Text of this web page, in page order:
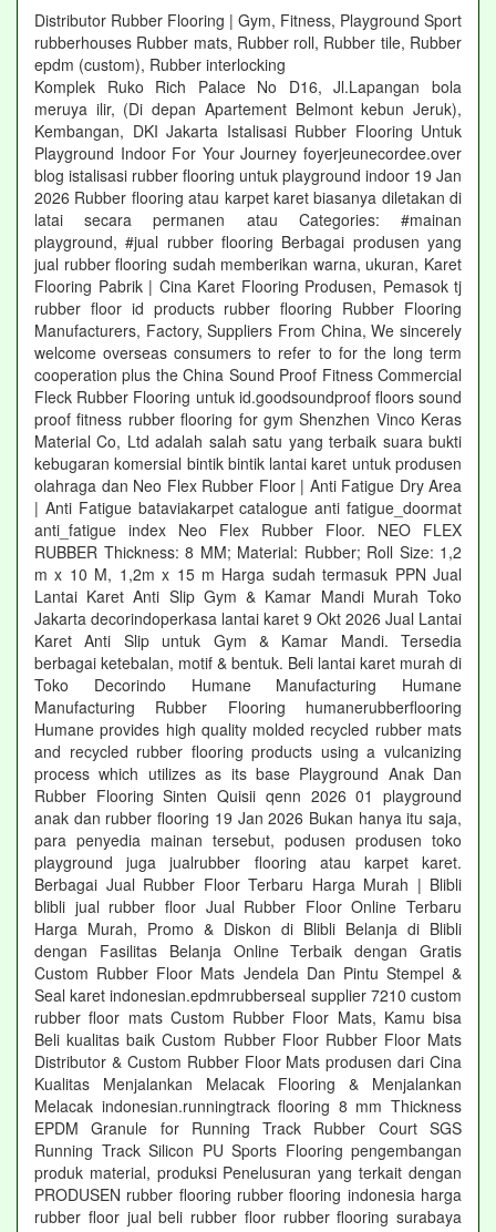
Distributor Rubber Flooring | Gym, Fitness, Playground Sport
rubberhouses Rubber mats, Rubber roll, Rubber tile, Rubber
epdm (custom), Rubber interlocking
Komplek Ruko Rich Palace No D16, Jl.Lapangan bola
meruya ilir, (Di depan Apartement Belmont kebun Jeruk),
Kembangan, DKI Jakarta Istalisasi Rubber Flooring Untuk
Playground Indoor For Your Journey foyerjeunecordee.over
blog istalisasi rubber flooring untuk playground indoor 19 Jan
2026 Rubber flooring atau karpet karet biasanya diletakan di
latai secara permanen atau Categories: #mainan
playground, #jual rubber flooring Berbagai produsen yang
jual rubber flooring sudah memberikan warna, ukuran, Karet
Flooring Pabrik | Cina Karet Flooring Produsen, Pemasok tj
rubber floor id products rubber flooring Rubber Flooring
Manufacturers, Factory, Suppliers From China, We sincerely
welcome overseas consumers to refer to for the long term
cooperation plus the China Sound Proof Fitness Commercial
Fleck Rubber Flooring untuk id.goodsoundproof floors sound
proof fitness rubber flooring for gym Shenzhen Vinco Keras
Material Co, Ltd adalah salah satu yang terbaik suara bukti
kebugaran komersial bintik bintik lantai karet untuk produsen
olahraga dan Neo Flex Rubber Floor | Anti Fatigue Dry Area
| Anti Fatigue bataviakarpet catalogue anti fatigue_doormat
anti_fatigue index Neo Flex Rubber Floor. NEO FLEX
RUBBER Thickness: 8 MM; Material: Rubber; Roll Size: 1,2
m x 10 M, 1,2m x 15 m Harga sudah termasuk PPN Jual
Lantai Karet Anti Slip Gym & Kamar Mandi Murah Toko
Jakarta decorindoperkasa lantai karet 9 Okt 2026 Jual Lantai
Karet Anti Slip untuk Gym & Kamar Mandi. Tersedia
berbagai ketebalan, motif & bentuk. Beli lantai karet murah di
Toko Decorindo Humane Manufacturing Humane
Manufacturing Rubber Flooring humanerubberflooring
Humane provides high quality molded recycled rubber mats
and recycled rubber flooring products using a vulcanizing
process which utilizes as its base Playground Anak Dan
Rubber Flooring Sinten Quisii qenn 2026 01 playground
anak dan rubber flooring 19 Jan 2026 Bukan hanya itu saja,
para penyedia mainan tersebut, podusen produsen toko
playground juga jualrubber flooring atau karpet karet.
Berbagai Jual Rubber Floor Terbaru Harga Murah | Blibli
blibli jual rubber floor Jual Rubber Floor Online Terbaru
Harga Murah, Promo & Diskon di Blibli Belanja di Blibli
dengan Fasilitas Belanja Online Terbaik dengan Gratis
Custom Rubber Floor Mats Jendela Dan Pintu Stempel &
Seal karet indonesian.epdmrubberseal supplier 7210 custom
rubber floor mats Custom Rubber Floor Mats, Kamu bisa
Beli kualitas baik Custom Rubber Floor Rubber Floor Mats
Distributor & Custom Rubber Floor Mats produsen dari Cina
Kualitas Menjalankan Melacak Flooring & Menjalankan
Melacak indonesian.runningtrack flooring 8 mm Thickness
EPDM Granule for Running Track Rubber Court SGS
Running Track Silicon PU Sports Flooring pengembangan
produk material, produksi Penelusuran yang terkait dengan
PRODUSEN rubber flooring rubber flooring indonesia harga
rubber floor jual beli rubber floor rubber flooring surabaya